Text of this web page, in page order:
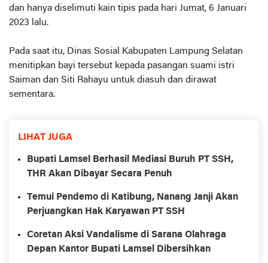
dan hanya diselimuti kain tipis pada hari Jumat, 6 Januari
2023 lalu.
Pada saat itu, Dinas Sosial Kabupaten Lampung Selatan
menitipkan bayi tersebut kepada pasangan suami istri
Saiman dan Siti Rahayu untuk diasuh dan dirawat
sementara.
LIHAT JUGA
Bupati Lamsel Berhasil Mediasi Buruh PT SSH,
THR Akan Dibayar Secara Penuh
Temui Pendemo di Katibung, Nanang Janji Akan
Perjuangkan Hak Karyawan PT SSH
Coretan Aksi Vandalisme di Sarana Olahraga
Depan Kantor Bupati Lamsel Dibersihkan